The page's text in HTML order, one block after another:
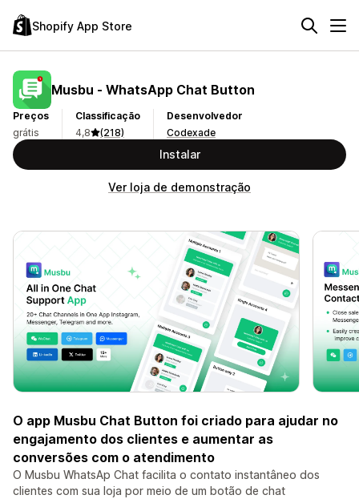
Shopify App Store
Musbu ‑ WhatsApp Chat Button
Preços
grátis
Classificação
4,8
(218)
Desenvolvedor
Codexade
Instalar
Ver loja de demonstração
O app Musbu Chat Button foi criado para ajudar no
engajamento dos clientes e aumentar as
conversões com o atendimento
O Musbu WhatsAp Chat facilita o contato instantâneo dos
clientes com sua loja por meio de um botão de chat